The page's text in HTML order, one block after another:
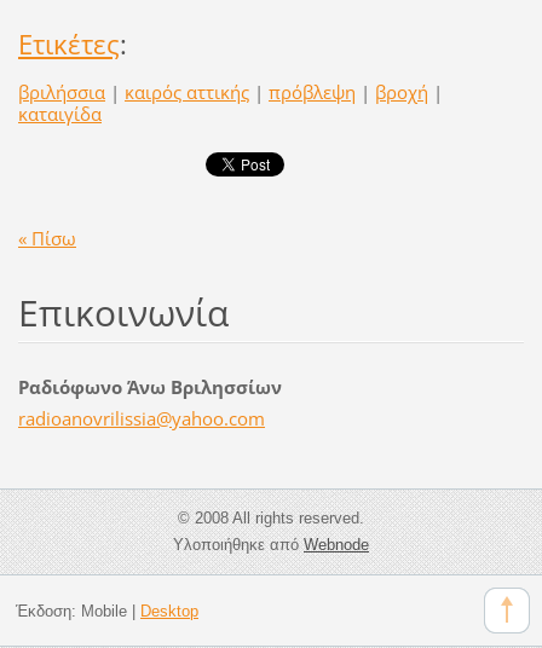
Ετικέτες:
βριλήσσια | καιρός αττικής | πρόβλεψη | βροχή |
καταιγίδα
« Πίσω
Επικοινωνία
Ραδιόφωνο Άνω Βριλησσίων
radioanovrilissia@yahoo.com
© 2008 All rights reserved.
Υλοποιήθηκε απόWebnode
Έκδοση: Mobile| Desktop